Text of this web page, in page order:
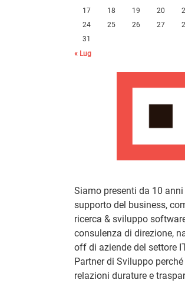
17
18 19 20
24
25 26 27
31
« Lug
Siamo presenti da 10
supporto del business,
ricerca & sviluppo
consulenza di direzione,
off di aziende del settore
Partner di Sviluppo
relazioni durature e